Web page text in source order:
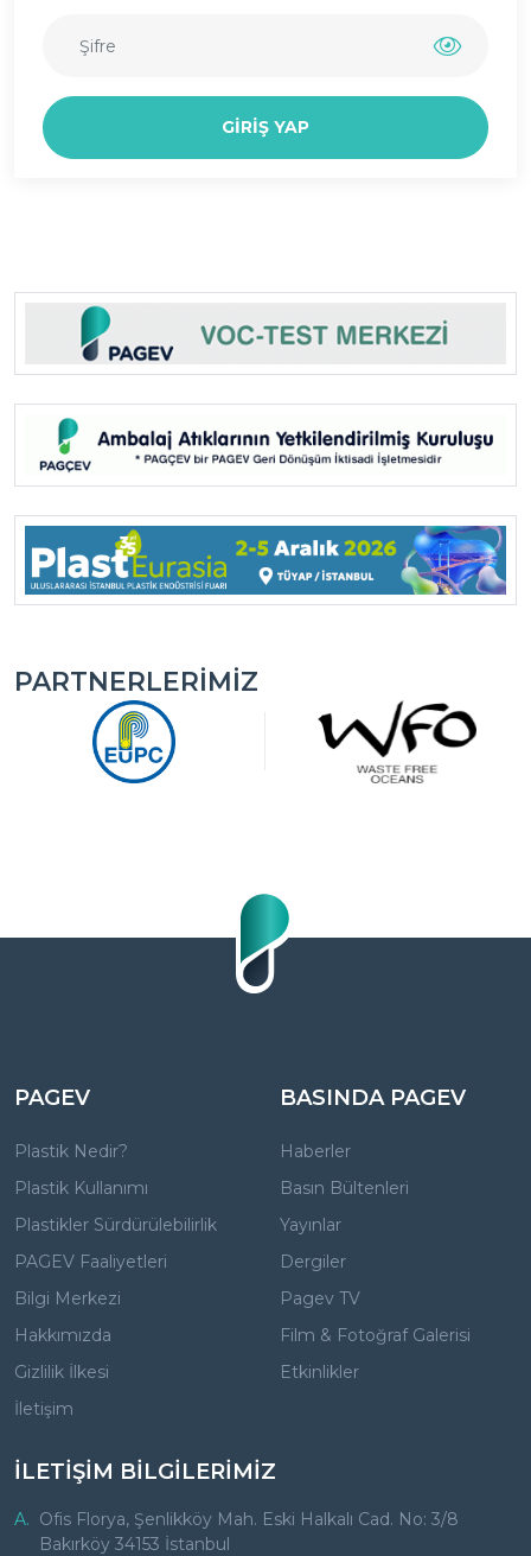
GIRIŞ YAP
PARTNERLERIMIZ
PAGEV
Plastik Nedir?
Plastik Kullanımı
Plastikler Sürdürülebilirlik
PAGEV Faaliyetleri
Bilgi Merkezi
Hakkımızda
Gizlilik İlkesi
İletişim
BASINDA PAGEV
Haberler
Basın Bültenleri
Yayınlar
Dergiler
Pagev TV
Film & Fotoğraf Galerisi
Etkinlikler
İLETİŞİM BİLGİLERİMİZ
A. Ofis Florya, Şenlikköy Mah. Eski Halkalı Cad. No: 3/8
Bakırköy 34153 İstanbul